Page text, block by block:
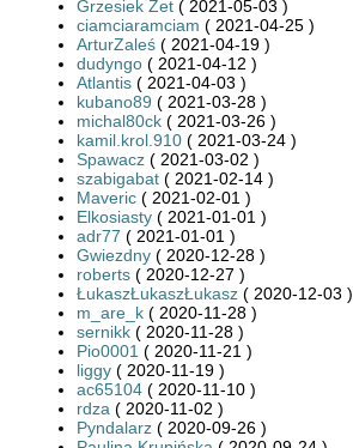
Grzesiek Zet ( 2021-05-03 )
ciamciaramciam ( 2021-04-25 )
ArturZaleś ( 2021-04-19 )
dudyngo ( 2021-04-12 )
Atlantis ( 2021-04-03 )
kubano89 ( 2021-03-28 )
michal80ck ( 2021-03-26 )
kamil.krol.910 ( 2021-03-24 )
Spawacz ( 2021-03-02 )
szabigabat ( 2021-02-14 )
Maveric ( 2021-02-01 )
Elkosiasty ( 2021-01-01 )
adr77 ( 2021-01-01 )
Gwiezdny ( 2020-12-28 )
roberts ( 2020-12-27 )
ŁukaszŁukaszŁukasz ( 2020-12-03 )
m_are_k ( 2020-11-28 )
sernikk ( 2020-11-28 )
Pio0001 ( 2020-11-21 )
liggy ( 2020-11-19 )
ac65104 ( 2020-11-10 )
rdza ( 2020-11-02 )
Pyndalarz ( 2020-09-26 )